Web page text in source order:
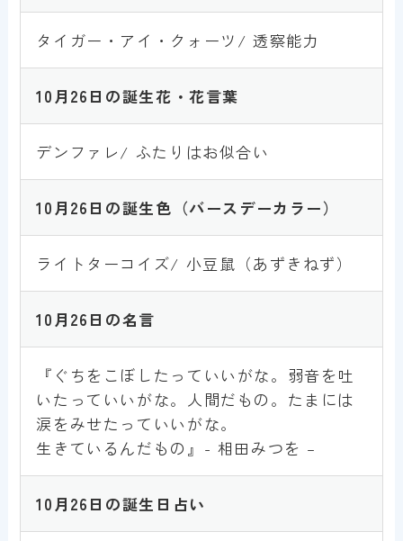
タイガー・アイ・クォーツ/ 透察能力
10月26 日 の誕生花・花言葉
デンファレ/ ふたりはお似合い
10月26日 の誕生色 （バースデーカラー）
ライトターコイズ/ 小豆鼠（あずきねず）
10月26 日 の名言
『ぐちをこぼしたっていいがな。弱音を吐
いたっていいがな。人間だもの。たまには
涙をみせたっていいがな。
生きているんだもの』- 相田みつを –
10月26日 の誕生日占い